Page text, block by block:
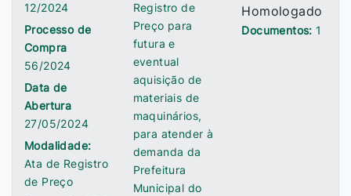
12/2024
Processo de
Compra
56/2024
Data de
Abertura
27/05/2024
Modalidade:
Ata de Registro
de Preço
Registro de
Preço para
futura e
eventual
aquisição de
materiais de
maquinários,
para atender à
demanda da
Prefeitura
Municipal do
Homologado
Documentos: 1